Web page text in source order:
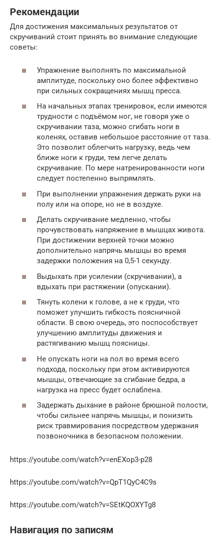
Рекомендации
Для достижения максимальных результатов от
скручиваний стоит принять во внимание следующие
советы:
Упражнение выполнять по максимальной
амплитуде, поскольку оно более эффективно
при сильных сокращениях мышц пресса.
На начальных этапах тренировок, если имеются
трудности с подъёмом ног, не говоря уже о
скручивании таза, можно сгибать ноги в
коленях, оставив небольшое расстояние от таза.
Это позволит облегчить нагрузку, ведь чем
ближе ноги к груди, тем легче делать
скручивание. По мере натренированности ноги
следует постепенно выпрямлять.
При выполнении упражнения держать руки на
полу или на опоре, но не в воздухе.
Делать скручивание медленно, чтобы
прочувствовать напряжение в мышцах живота.
При достижении верхней точки можно
дополнительно напрячь мышцы во время
задержки положения на 0,5-1 секунду.
Выдыхать при усилении (скручивании), а
вдыхать при растяжении (опускании).
Тянуть колени к голове, а не к груди, что
поможет улучшить гибкость поясничной
области. В свою очередь, это поспособствует
улучшению амплитуды движения и
растягиванию мышц поясницы.
Не опускать ноги на пол во время всего
подхода, поскольку при этом активируются
мышцы, отвечающие за сгибание бедра, а
нагрузка на пресс будет ослаблена.
Задержать дыхание в районе брюшной полости,
чтобы сильнее напрячь мышцы, и понизить
риск травмирования посредством удержания
позвоночника в безопасном положении.
https://youtube.com/watch?v=enEXop3-p28
https://youtube.com/watch?v=QpT1QyC4C9s
https://youtube.com/watch?v=SEtKQOXYTg8
Навигация по записям